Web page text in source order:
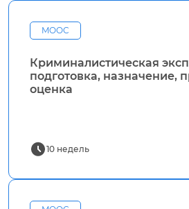
MOOC
Криминалистическая
подготовка, назначение,
оценка
10 недель